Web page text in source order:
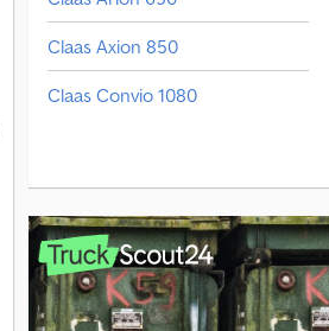
Claas Axion 850
Claas Convio 1080
Claas Elios 210
Claas Fl 100
Claas Fl 120